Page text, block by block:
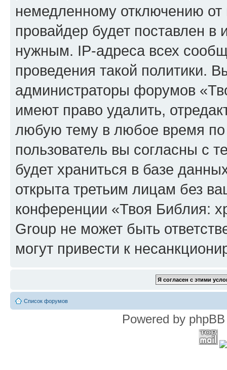
немедленному отключению
провайдер будет поставлен в
нужным. IP-адреса всех
проведения такой политики.
администраторы форумов
имеют право удалить,
любую тему в любое время
пользователь вы согласны с
будет храниться в базе
открыта третьим лицам без
конференции «Твоя Библия:
Group не может быть
могут привести к
Список форумов
Powered by